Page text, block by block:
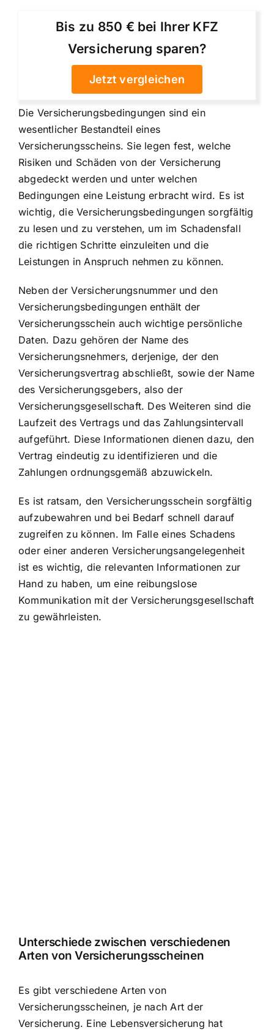
Bis zu 850 € bei Ihrer KFZ
Versicherung sparen?
Jetzt vergleichen
Die Versicherungsbedingungen sind ein
wesentlicher Bestandteil eines
Versicherungsscheins. Sie legen fest, welche
Risiken und Schäden von der Versicherung
abgedeckt werden und unter welchen
Bedingungen eine Leistung erbracht wird. Es ist
wichtig, dieVersicherungsbedingungen sorgfältig
zu lesenund zu verstehen, um im Schadensfall
die richtigen Schritte einzuleiten und die
Leistungen in Anspruch nehmen zu können.
Neben der Versicherungsnummer und den
Versicherungsbedingungen enthält der
Versicherungsschein auch wichtige persönliche
Daten. Dazu gehören der Name des
Versicherungsnehmers, derjenige, der den
Versicherungsvertrag abschließt, sowie der Name
des Versicherungsgebers, also der
Versicherungsgesellschaft. Des Weiteren sind die
Laufzeit des Vertrags und das Zahlungsintervall
aufgeführt. Diese Informationen dienen dazu, den
Vertrag eindeutig zu identifizieren und die
Zahlungen ordnungsgemäß abzuwickeln.
Es ist ratsam, den Versicherungsschein sorgfältig
aufzubewahren und bei Bedarf schnell darauf
zugreifen zu können. Im Falle eines Schadens
oder einer anderen Versicherungsangelegenheit
ist es wichtig, die relevanten Informationen zur
Hand zu haben, um eine reibungslose
Kommunikation mit der Versicherungsgesellschaft
zu gewährleisten.
Unterschiede zwischen verschiedenen
Arten von Versicherungsscheinen
Es gibt verschiedene Arten von
Versicherungsscheinen, je nach Art der
Versicherung. Eine Lebensversicherung hat